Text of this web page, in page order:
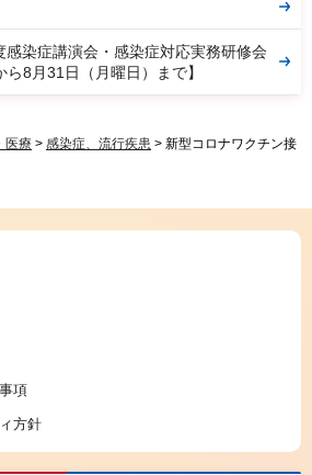
感染症講演会・感染症対応実務研修会
ら8月31日（月曜日）まで】
医療 > 感染症、流行疾患 > 新型コロナワクチン接
項
方針